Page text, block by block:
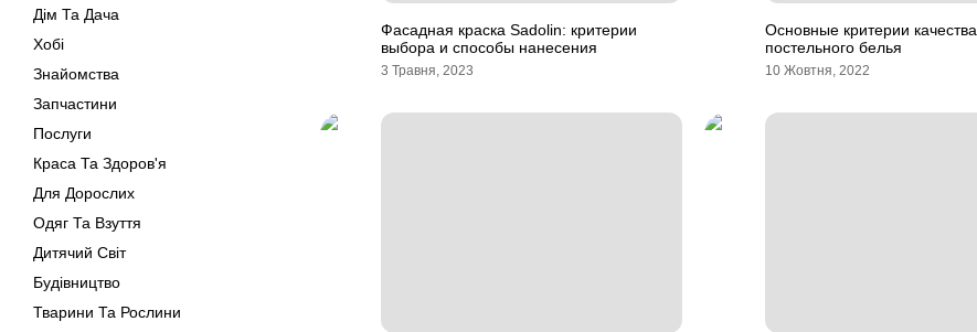
Дім Та Дача
Хобі
Знайомства
Запчастини
Послуги
Краса Та Здоров'я
Для Дорослих
Одяг Та Взуття
Дитячий Світ
Будівництво
Тварини Та Рослини
Фасадная краска Sadolin: критерии
выбора и способы нанесения
3 Травня, 2023
Основные критерии качества
постельного белья
10 Жовтня, 2022